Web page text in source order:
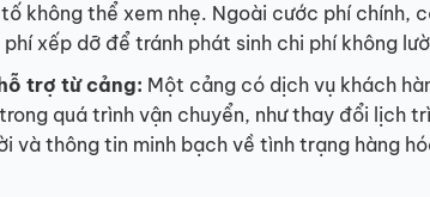
không thể xem nhẹ. Ngoài cước phí chính,
xếp dỡ để tránh phát sinh chi phí không
trợ từ cảng: Một cảng có dịch vụ khách
quá trình vận chuyển, như thay đổi lịch
và thông tin minh bạch về tình trạng hàng